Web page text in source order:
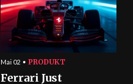
Mai 02 PRODUKT
Ferrari Just